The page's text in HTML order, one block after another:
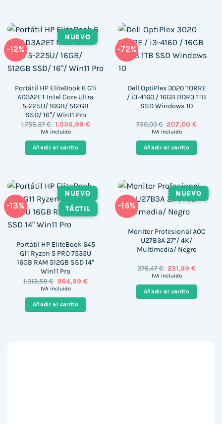
-12%
NUEVO
Portátil HP EliteBook 6 G1i
AD3A2ET Intel Core Ultra
5-225U/ 16GB/ 512GB
SSD/ 16″/ Win11 Pro
1.755,37€ El
precio
era:
1.755,37 €.
1.536,99 €El
IVA incluido
Añadir al carrito
-72%
Dell OptiPlex 3020 TORRE
/ i3-4160 / 16GB DDR3 1TB
SSD Windows 10
750,00€ El
precio
era:
750,00 €.
207,00€El
es:
207,00
IVA incluido
Añadir al carrito
-13%
NUEVO
TÁCTIL
Portátil HP EliteBook 645
G11 Ryzen 5 PRO 7535U
16GB RAM 512GB SSD 14″
Win11 Pro
1.013,58€ El
precio
era:
1.013,58 €.
884,99€El
IVA incluido
Añadir al carrito
-16%
NUEVO
Monitor Profesional AOC
U27B3A 27″/ 4K/
Multimedia/ Negro
276,47€ El
precio
era:
276,47 €.
231,99 €El
es:
231,99 €.
IVA incluido
Añadir al carrito